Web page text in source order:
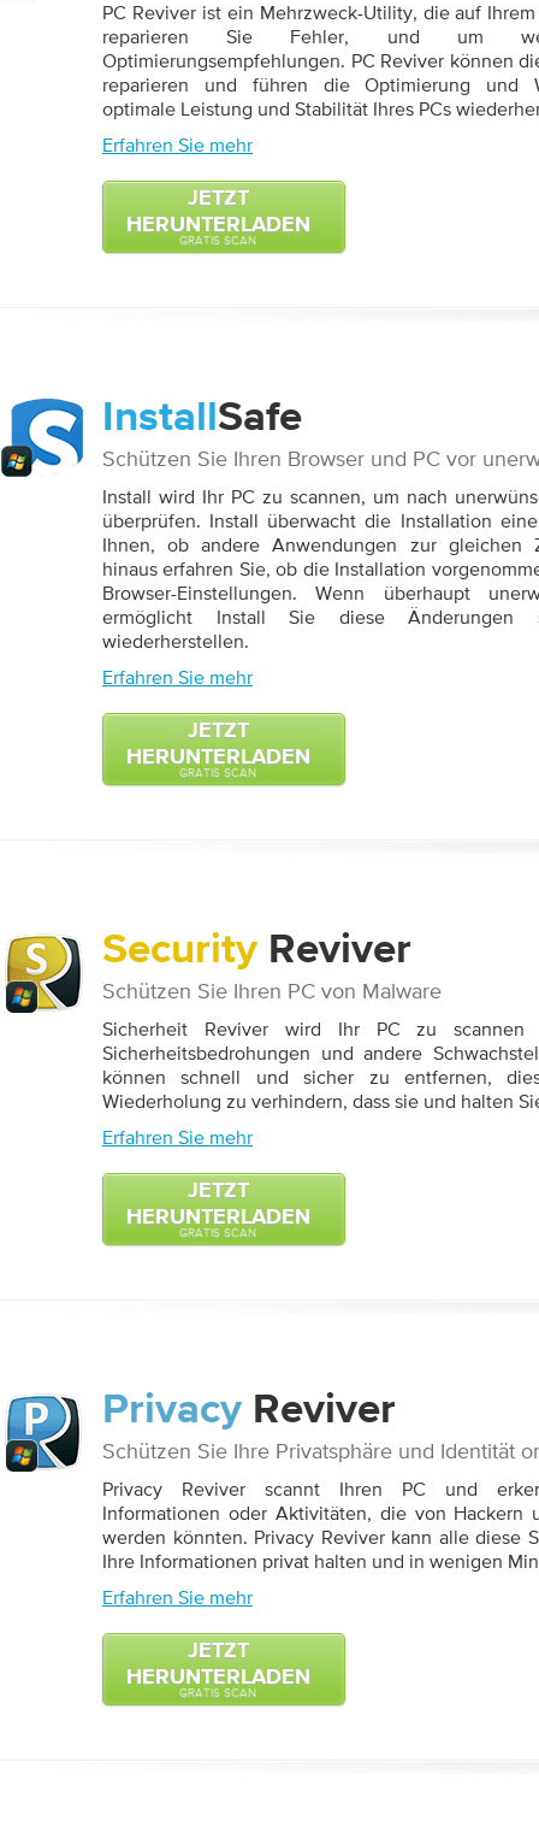
PC Reviver ist ein Mehrzweck-Utility, die auf
reparieren Sie Fehler, und um
Optimierungsempfehlungen. PC Reviver können
reparieren und führen die Optimierung und
optimale Leistung und Stabilität Ihres PCs
Erfahren Sie mehr
JETZT
HERUNTERLADEN
GRATIS SCAN
InstallSafe
Schützen Sie Ihren Browser und PC vor
Install wird Ihr PC zu scannen, um nach
überprüfen. Install überwacht die Installation
Ihnen, ob andere Anwendungen zur gleichen
hinaus erfahren Sie, ob die Installation
Browser-Einstellungen. Wenn überhaupt
ermöglicht Install Sie diese Änderungen
wiederherstellen.
Erfahren Sie mehr
JETZT
HERUNTERLADEN
GRATIS SCAN
Security Reviver
Schützen Sie Ihren PC von Malware
Sicherheit Reviver wird Ihr PC zu scannen
Sicherheitsbedrohungen und andere
können schnell und sicher zu entfernen,
Wiederholung zu verhindern, dass sie und halten
Erfahren Sie mehr
JETZT
HERUNTERLADEN
GRATIS SCAN
Privacy Reviver
Schützen Sie Ihre Privatsphäre und Identität
Privacy Reviver scannt Ihren PC und
Informationen oder Aktivitäten, die von Hackern
werden könnten. Privacy Reviver kann alle diese
Ihre Informationen privat halten und in wenigen
Erfahren Sie mehr
JETZT
HERUNTERLADEN
GRATIS SCAN